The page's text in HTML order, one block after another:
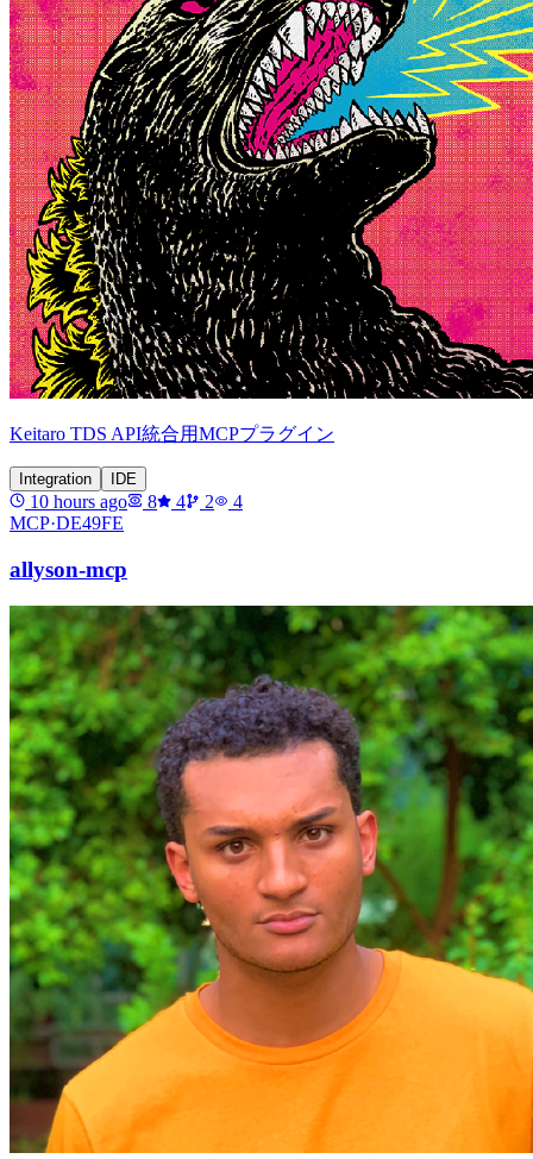
Keitaro TDS API統合用MCPプラグイン
Integration IDE
10 hours ago 8 4 2
4
MCP·DE49FE
allyson-mcp